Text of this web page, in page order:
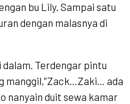
bu Lily. Sampai satu
dengan malasnya di
Terdengar pintu
manggil,”Zack…Zaki… ada
nanyain duit sewa kamar